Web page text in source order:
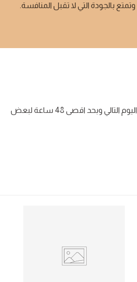
بالجودة التي لا تقبل المنافسة.
وبحد اقصى 48 ساعة لبعض